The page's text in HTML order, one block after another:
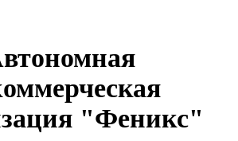
"Феникс"